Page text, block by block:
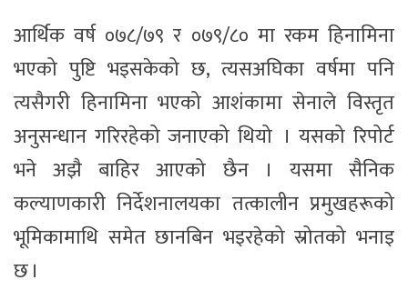
आर्थिक वर्ष ०७८/७९ र ०७९/८० मा रकम हिनामिना
भएको पुष्टि भइसकेको छ, त्यसअघिका वर्षमा पनि
त्यसैगरी हिनामिना भएको आशंकामा सेनाले विस्तृत
अनुसन्धान गरिरहेको जनाएको थियो । यसको रिपोर्ट
भने अझै बाहिर आएको छैन । यसमा सैनिक
कल्याणकारी निर्देशनालयका तत्कालीन प्रमुखहरूको
भूमिकामाथि समेत छानबिन भइरहेको स्रोतको भनाइ
छ ।